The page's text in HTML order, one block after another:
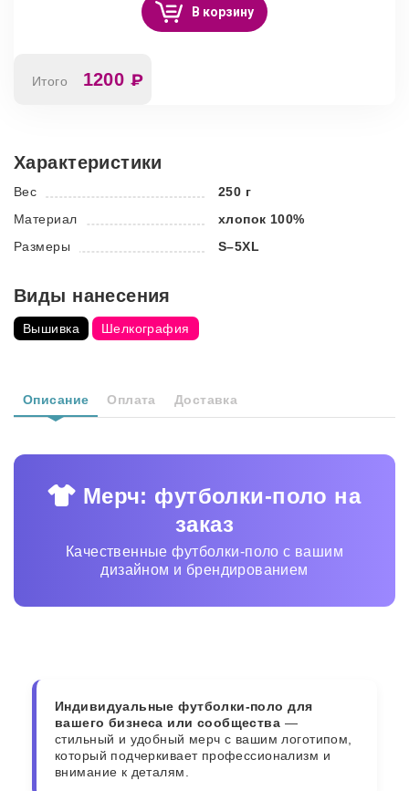
В корзину
Итого 1200 ₽
Характеристики
Вес
250 г
Материал
хлопок 100%
Размеры
S–5XL
Виды нанесения
Вышивка Шелкография
Описание Оплата Доставка
Мерч: футболки-поло на
заказ
Качественные футболки-поло с вашим
дизайном и брендированием
Индивидуальные футболки-поло для
вашего бизнеса или сообщества —
стильный и удобный мерч с вашим логотипом,
который подчеркивает профессионализм и
внимание к деталям.